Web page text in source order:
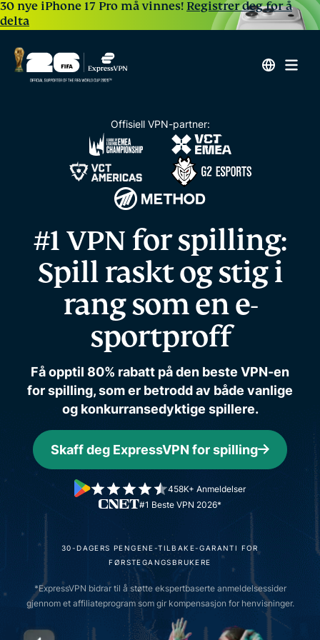
30 nye iPhone 17 Pro må vinnes! Registrer deg for å
delta
Offisiell VPN-partner:
#1 VPN for spilling:
Spill raskt og stig i
rangsom en e-
sportproff
Få opptil 80% rabatt på den beste VPN-en
for spilling, som er betrodd av både vanlige
og konkurransedyktige spillere.
Skaff deg ExpressVPN for spilling
#1 Beste VPN 2026*
458K+ Anmeldelser
30-DAGERS PENGENE-TILBAKE-GARANTI FOR
FØRSTEGANGSBRUKERE
*ExpressVPN bidrar til å støtte ekspertbaserte anmeldelsessider
gjennom et affiliateprogram som gir kompensasjon for henvisninger.